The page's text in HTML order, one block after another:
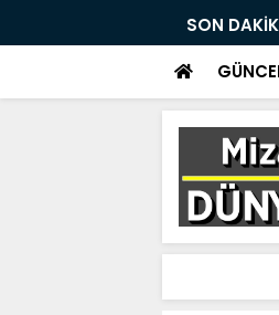
SON
Gurbetçi vatandaş Alman